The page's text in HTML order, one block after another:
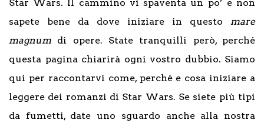
Star Wars. Il cammino vi spaventa un po’ e non
sapete bene da dove iniziare in questo mare
magnum di opere. State tranquilli però, perché
questa pagina chiarirà ogni vostro dubbio. Siamo
qui per raccontarvi come, perché e cosa iniziare a
leggere dei romanzi di Star Wars. Se siete più tipi
da fumetti, date uno sguardo anche alla nostra